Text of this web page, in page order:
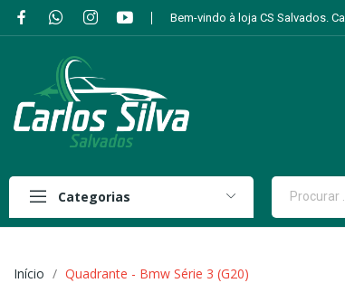
Bem-vindo à loja CS Salvados.
Categorias
Início Quadrante - Bmw Série 3 (G20)